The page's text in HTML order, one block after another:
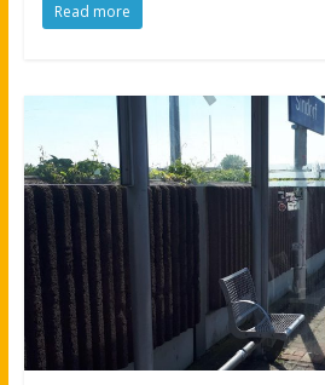
Read more